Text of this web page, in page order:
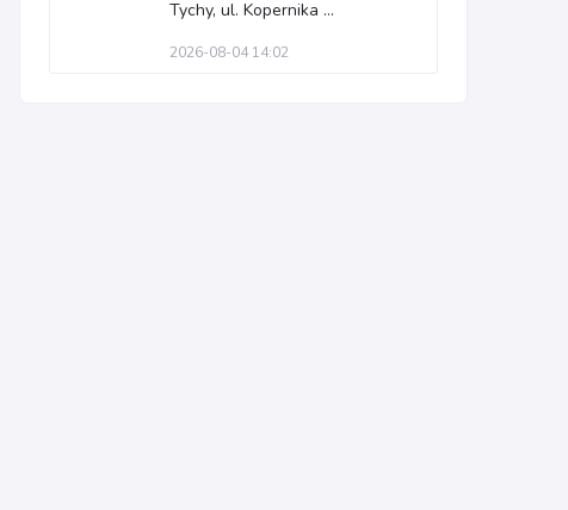
Tychy, ul. Kopernika ...
2026-08-04 14:02